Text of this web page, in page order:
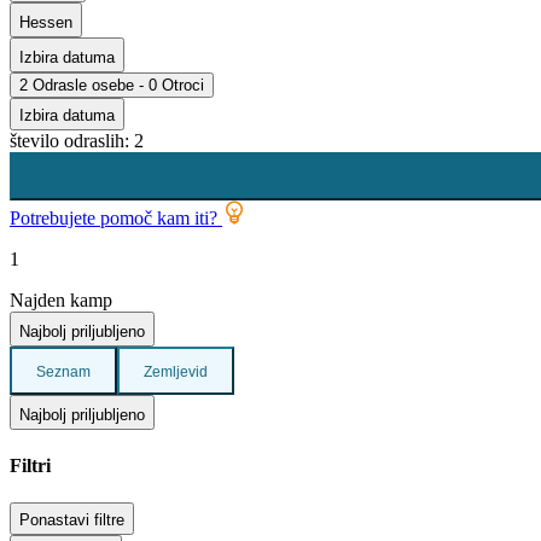
Hessen
Izbira datuma
2 Odrasle osebe - 0 Otroci
Izbira datuma
število odraslih: 2
Potrebujete pomoč kam iti?
1
Najden kamp
Najbolj priljubljeno
Seznam Zemljevid
Najbolj priljubljeno
Filtri
Ponastavi filtre